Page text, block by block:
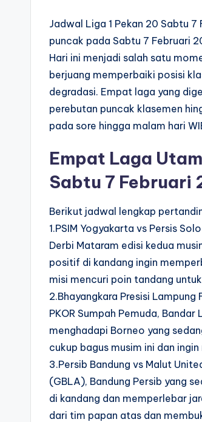
Jadwal Liga 1 Pekan 20 Sabtu
puncak pada Sabtu 7 Februari
Hari ini menjadi salah satu
berjuang memperbaiki posisi
degradasi. Empat laga yang
perebutan puncak klasemen
pada sore hingga malam hari
Empat Laga
Sabtu 7 Februari
Berikut jadwal lengkap
1.PSIM Yogyakarta vs Persis
Derbi Mataram edisi kedua
positif di kandang ingin
misi mencuri poin tandang
2.Bhayangkara Presisi
PKOR Sumpah Pemuda,
menghadapi Borneo yang
cukup bagus musim ini dan
3.Persib Bandung vs Malut
(GBLA), Bandung Persib yang
di kandang dan memperlebar
dari tim papan atas dan